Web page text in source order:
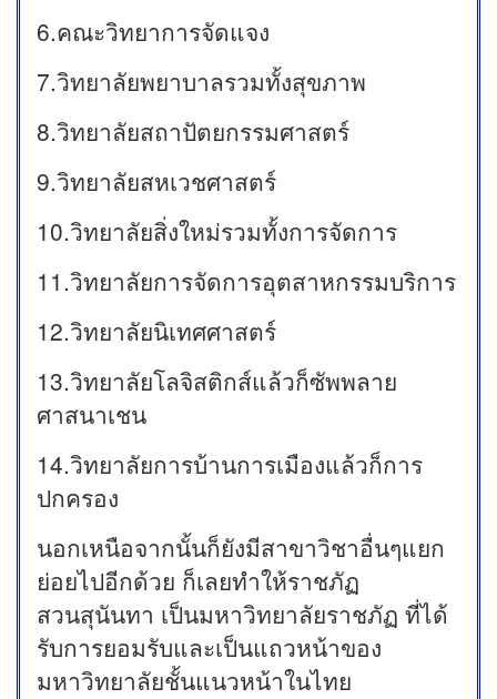
6.คณะวิทยาการจัดแจง
7.วิทยาลัยพยาบาลรวมทั้งสุขภาพ
8.วิทยาลัยสถาปัตยกรรมศาสตร์
9.วิทยาลัยสหเวชศาสตร์
10.วิทยาลัยสิ่งใหม่รวมทั้งการจัดการ
11.วิทยาลัยการจัดการอุตสาหกรรมบริการ
12.วิทยาลัยนิเทศศาสตร์
13.วิทยาลัยโลจิสติกส์แล้วก็ซัพพลาย
ศาสนาเชน
14.วิทยาลัยการบ้านการเมืองแล้วก็การ
ปกครอง
นอกเหนือจากนั้นก็ยังมีสาขาวิชาอื่นๆแยก
ย่อยไปอีกด้วย ก็เลยทำให้ราชภัฏ
สวนสุนันทา เป็นมหาวิทยาลัยราชภัฏ ที่ได้
รับการยอมรับและเป็นแถวหน้าของ
มหาวิทยาลัยชั้นแนวหน้าในไทย